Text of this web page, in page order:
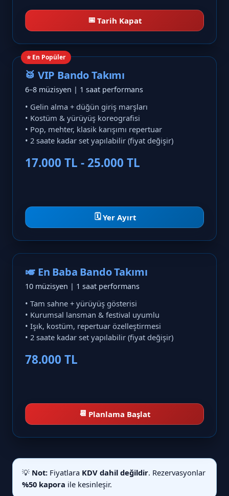
📅 Tarih Kapat
⭐ En Popüler
🥁 VIP Bando Takımı
6–8 müzisyen | 1 saat performans
• Gelin alma + düğün giriş marşları
• Kostüm & yürüyüş koreografisi
• Pop, mehter, klasik karışımı repertuar
• 2 saate kadar set yapılabilir (fiyat değişir)
17.000 TL - 25.000 TL
🗓️ Yer Ayırt
🎺 En Baba Bando Takımı
10 müzisyen | 1 saat performans
• Tam sahne + yürüyüş gösterisi
• Kurumsal lansman & festival uyumlu
• Işık, kostüm, repertuar özelleştirmesi
• 2 saate kadar set yapılabilir (fiyat değişir)
78.000 TL
📆 Planlama Başlat
💡 Not:Fiyatlara KDV dahil değildir. Rezervasyonlar
%50 kapora ile kesinleşir.